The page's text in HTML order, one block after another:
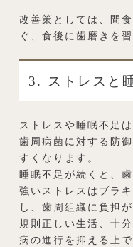
改善策としては、間
ぐ、食後に歯磨きを
3. ストレスと
ストレスや睡眠不足
歯周病菌に対する防
すくなります。
睡眠不足が続くと、
強いストレスはブラ
し、歯周組織に負担
規則正しい生活、十
病の進行を抑える上で